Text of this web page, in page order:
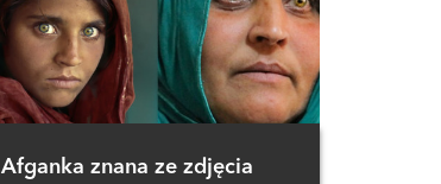
Afganka znana ze zdjęcia